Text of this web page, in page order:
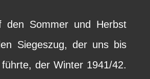
den Sommer und Herbst
Siegeszug, der uns bis
der Winter 1941/42.